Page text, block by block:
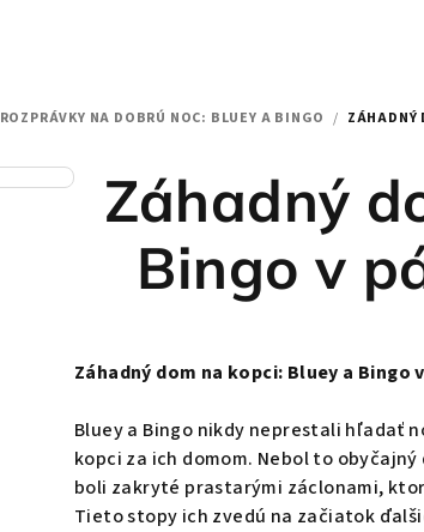
ROZPRÁVKY NA DOBRÚ NOC: BLUEY A BINGO / ZÁHADNÝ
Záhadný
Bingo v
Záhadný dom na kopci: Bluey a
Bluey a Bingo nikdy neprestali hľadať
kopci za ich domom. Nebol to
boli zakryté prastarými záclonami,
Tieto stopy ich zvedú na začiatok